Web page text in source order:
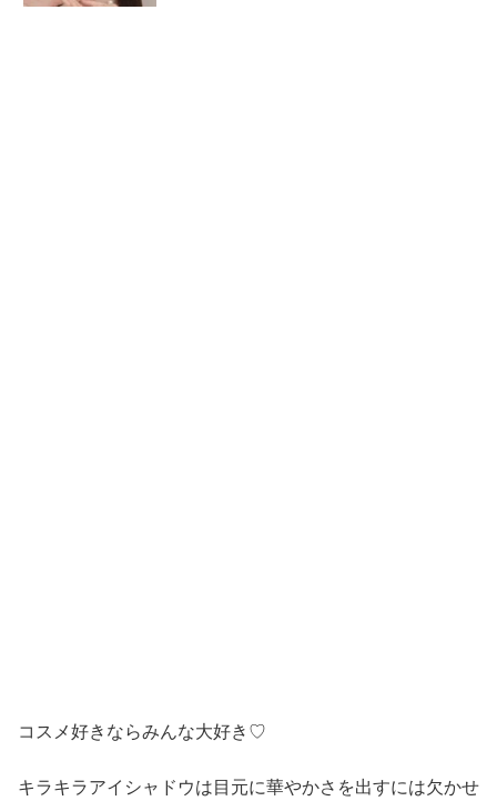
コスメ好きならみんな大好き♡
キラキラアイシャドウは目元に華やかさを出すには欠かせ